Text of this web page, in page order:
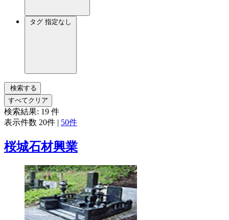
タグ 指定なし
検索する
すべてクリア
検索結果: 19 件
表示件数 20件 | 50件
桜城石材興業